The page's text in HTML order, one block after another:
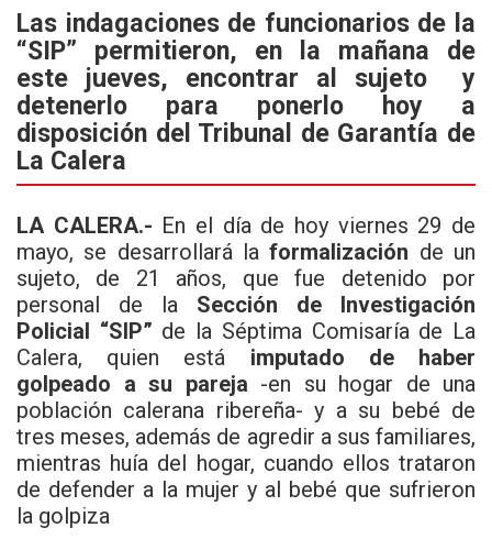
ce
b
o
o
k
tt
er
at
s
A
p
Las indagaciones de funcionarios de la
“SIP” permitieron, en la mañana de
este jueves, encontrar al sujeto y
detenerlo para ponerlo hoy a
disposición del Tribunal de Garantía de
La Calera
LA CALERA.- En el día de hoy viernes 29 de
mayo, se desarrollará laformalización de un
sujeto, de 21 años, que fue detenido por
personal de la Sección de Investigación
Policial “SIP” de la Séptima Comisaría de La
Calera, quien está imputado de haber
golpeado a su pareja -en su hogar de una
población calerana ribereña- y a su bebé de
tres meses, además de agredir a sus familiares,
mientras huía del hogar, cuando ellos trataron
de defender a la mujer y al bebé que sufrieron
la golpiza